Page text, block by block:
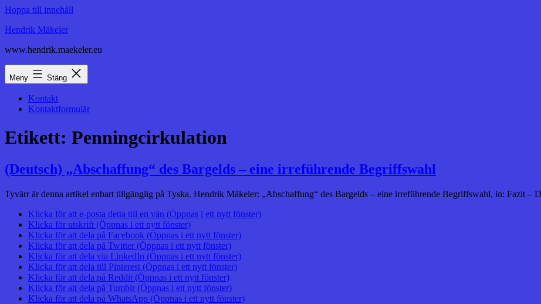
Hoppa till innehåll
Hendrik Mäkeler
www.hendrik.maekeler.eu
Meny Stäng
Kontakt
Kontaktformulär
Etikett: Penningcirkulation
(Deutsch) „Abschaffung“ des Bargelds – eine irreführende Begriffswahl
Tyvärr är denna artikel enbart tillgänglig på Tyska. Hendrik Mäkeler: „Abschaffung“ des Bargelds – eine irreführende Begriffswahl, in: Fazit –
Klicka för att e-posta detta till en vän (Öppnas i ett nytt fönster)
Klicka för utskrift (Öppnas i ett nytt fönster)
Klicka för att dela på Facebook (Öppnas i ett nytt fönster)
Klicka för att dela på Twitter (Öppnas i ett nytt fönster)
Klicka för att dela via LinkedIn (Öppnas i ett nytt fönster)
Klicka för att dela till Pinterest (Öppnas i ett nytt fönster)
Klicka för att dela på Reddit (Öppnas i ett nytt fönster)
Klicka för att dela på Tumblr (Öppnas i ett nytt fönster)
Klicka för att dela på WhatsApp (Öppnas i ett nytt fönster)